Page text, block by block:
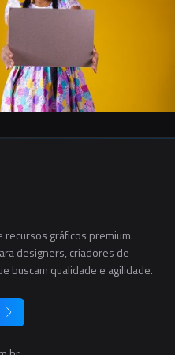
recursos gráficos premium.
designers, criadores de
buscam qualidade e agilidade.